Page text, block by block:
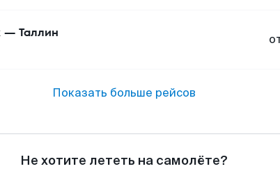
— Таллин
Показать больше рейсов
Не хотите лететь на самолёте?